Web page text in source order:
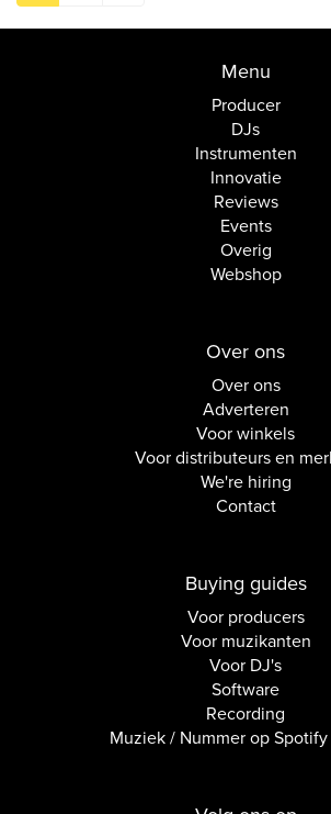
Menu
Producer
DJs
Instrumenten
Innovatie
Reviews
Events
Overig
Webshop
Over ons
Over ons
Adverteren
Voor winkels
Voor distributeurs en
We're hiring
Contact
Buying guides
Voor producers
Voor muzikanten
Voor DJ's
Software
Recording
Muziek / Nummer op